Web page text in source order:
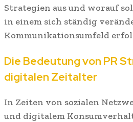
Strategien aus und worauf
in einem sich ständig
Kommunikationsumfeld
Die Bedeutung von PR
digitalen Zeitalter
In Zeiten von sozialen
und digitalem